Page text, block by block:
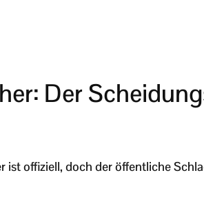
Der
ist offiziell, doch der öffentliche